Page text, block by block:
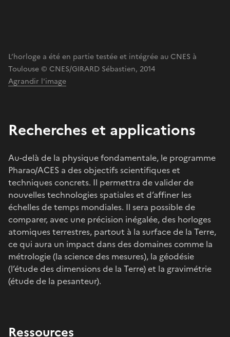
L’horloge a été en partie testée et intégrée au CNES à
Toulouse © CNES/GIRARD Sébastien, 2014
Agrandir l'image
Recherches et applications
Au-delà de la physique fondamentale, le programme
Pharao/ACES a des objectifs scientifiques et
techniques concrets. Il permettra de valider de
nouvelles technologies spatiales et d’affiner les
échelles de temps mondiales. Il sera possible de
comparer, avec une précision inégalée, des horloges
atomiques terrestres, partout à la surface de la Terre,
ce qui aura un impact dans des domaines comme la
métrologie (la science des mesures), la géodésie
(l’étude des dimensions de la Terre) et la gravimétrie
(étude de la pesanteur).
Ressources